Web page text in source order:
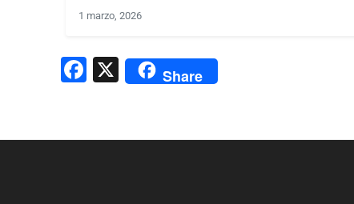
1 marzo, 2026
F
e
X Share